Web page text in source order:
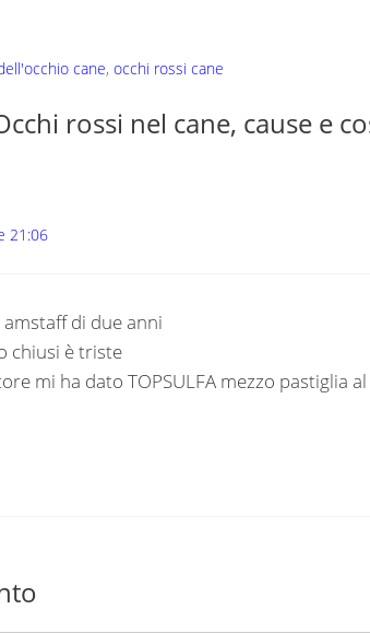
cane,occhi rossi cane
rossi nel cane, cause e
21:06
di due anni
chiusi è triste
mi ha dato TOPSULFA mezzo pastiglia